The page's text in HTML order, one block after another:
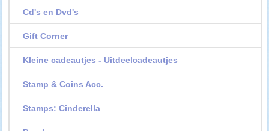
Cd's en Dvd's
Gift Corner
Kleine cadeautjes - Uitdeelcadeautjes
Stamp & Coins Acc.
Stamps: Cinderella